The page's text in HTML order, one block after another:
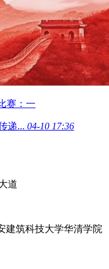
赛：一
递... 04-10 17:36
道
建筑科技大学华清学院